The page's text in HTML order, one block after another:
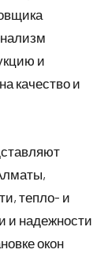
и
качество и
тепло- и
и надежности
окон